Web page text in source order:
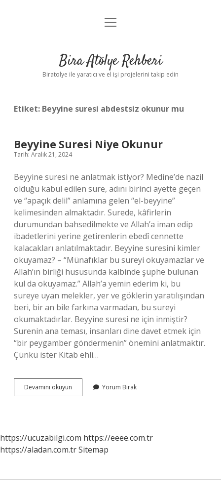
Anasayfa
Yasal Uyarı
menüyü
Bira Atölye Rehberi
Biratolye ile yaratıcı ve el işi projelerini takip edin
Etiket: Beyyine suresi abdestsiz okunur mu
Beyyine Suresi Niye Okunur
Tarih: Aralık 21, 2024
Beyyine suresi ne anlatmak istiyor? Medine’de nazil
olduğu kabul edilen sure, adını birinci ayette geçen
ve “apaçık delil” anlamına gelen “el-beyyine”
kelimesinden almaktadır. Surede, kâfirlerin
durumundan bahsedilmekte ve Allah’a iman edip
ibadetlerini yerine getirenlerin ebedî cennette
kalacakları anlatılmaktadır. Beyyine suresini kimler
okuyamaz? – “Münafıklar bu sureyi okuyamazlar ve
Allah’ın birliği hususunda kalbinde şüphe bulunan
kul da okuyamaz.” Allah’a yemin ederim ki, bu
sureye uyan melekler, yer ve göklerin yaratılışından
beri, bir an bile farkına varmadan, bu sureyi
okumaktadırlar. Beyyine suresi ne için inmiştir?
Surenin ana teması, insanları dine davet etmek için
“bir peygamber göndermenin” önemini anlatmaktır.
Çünkü ister Kitab ehli…
Devamını okuyun
Suresi
Yorum Bırak
https://ucuzabilgi.com https://eeee.com.tr
https://aladan.com.trSitemap